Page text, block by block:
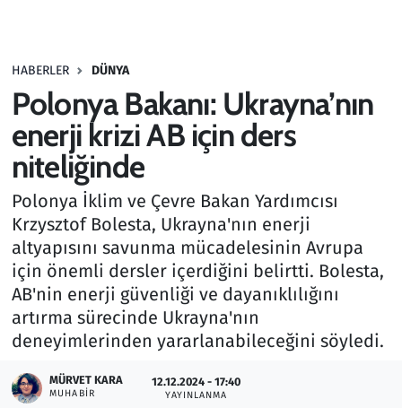
HABERLER DÜNYA
Polonya Bakanı: Ukrayna’nın
enerji krizi AB için ders
niteliğinde
Polonya İklim ve Çevre Bakan Yardımcısı
Krzysztof Bolesta, Ukrayna'nın enerji
altyapısını savunma mücadelesinin Avrupa
için önemli dersler içerdiğini belirtti. Bolesta,
AB'nin enerji güvenliği ve dayanıklılığını
artırma sürecinde Ukrayna'nın
deneyimlerinden yararlanabileceğini söyledi.
MÜRVET KARA
MUHABIR
12.12.2024 - 17:40
YAYINLANMA
Haber
Kültür Sanat
Kurumsal Haberler
Lezzet Durağı
Memur ve Kamu
Otomobil
Oyun
Ramazan